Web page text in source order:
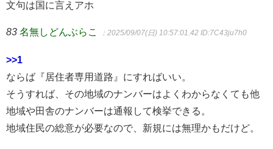
文句は国に言えアホ
83 名無しどんぶらこ ：2025/09/07(日) 10:57:01.42 ID:7C43ju7h0
>>1
ならば『居住者専用道路』にすればいい。
そうすれば、その地域のナンバーはよくわからなくても他
地域や田舎のナンバーは通報して検挙できる。
地域住民の総意が必要なので、新規には無理かもだけど。